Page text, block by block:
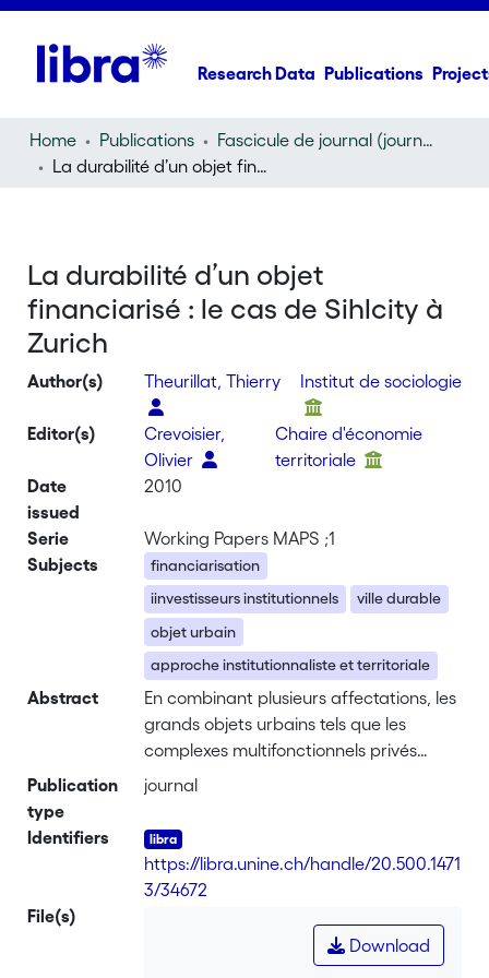
Research Data Publications
Home Publications
Fascicule de journal (journal)
La durabilité d’un objet financiarisé : le cas de Sihlcity à Zurich
La durabilité d’un objet
financiarisé : le cas de Sihlcity à
Zurich
Author(s) Theurillat, Thierry Institut de sociologie
Editor(s)
Crevoisier,
Olivier
Chaire d'économie
territoriale
Date
issued
2010
Serie
Working Papers MAPS ;1
Subjects
financiarisation
iinvestisseurs institutionnels
ville durable
objet urbain
approche institutionnaliste et territoriale
Abstract
En combinant plusieurs affectations, les
grands objets urbains tels que les
complexes multifonctionnels privés
(centre commercial et de loisirs) ou
centre commercial) qui se sont
récemment multipliés en Suisse peuvent
contribuer à la construction de « la ville
changements d’ordre technique, on
assiste également à l’intervention
Publication
type
journal
Identifiers
https://libra.unine.ch/handle/20.500.1471
3/34672
File(s)
Download